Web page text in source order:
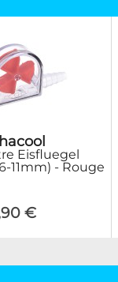
Eisfluegel
11mm) - Rouge
€